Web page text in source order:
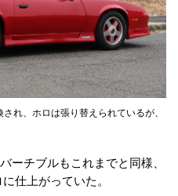
れ、ホロは張り替えられているが、
ーチブルもこれまでと同様、
仕上がっていた。